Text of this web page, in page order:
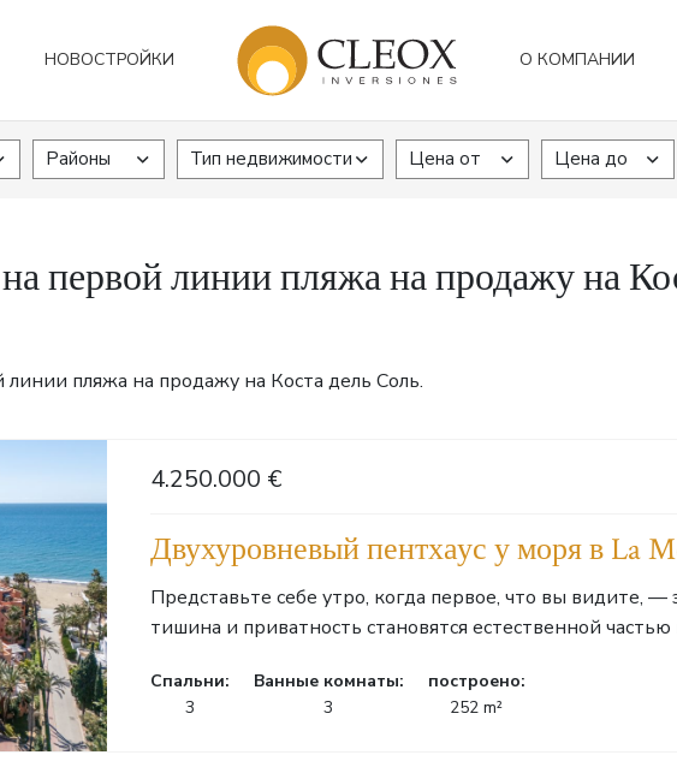
НОВОСТРОЙКИ О КОМПАНИИ
Районы Тип недвижимости Цена от Цена до
первой линии пляжа на продажу на
пляжа на продажу на Коста дель Соль.
4.250.000 €
Двухуровневый пентхаус у моря в La
Представьте себе утро, когда первое, что вы видите,
тишина и приватность становятся естественной частью
Cпальни:
3
Ванные комнаты:
3
построено:
252 m²